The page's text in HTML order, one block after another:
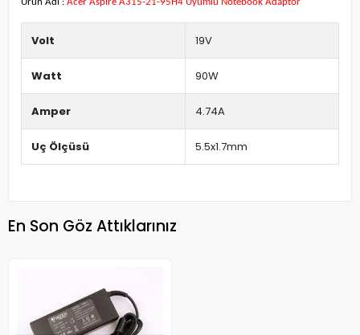
Ürün Adı : Acer Aspire A315-21-95H4 Uyumlu Notebook Adaptör
Volt 19V
Watt 90W
Amper 4.74A
Uç Ölçüsü 5.5x1.7mm
En Son Göz Attıklarınız